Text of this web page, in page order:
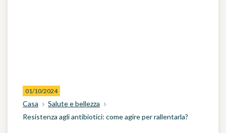
01/10/2024
Casa
Salute e bellezza
Resistenza agli antibiotici: come agire per rallentarla?